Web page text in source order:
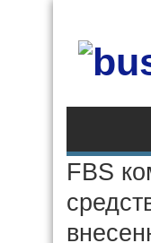
FBS